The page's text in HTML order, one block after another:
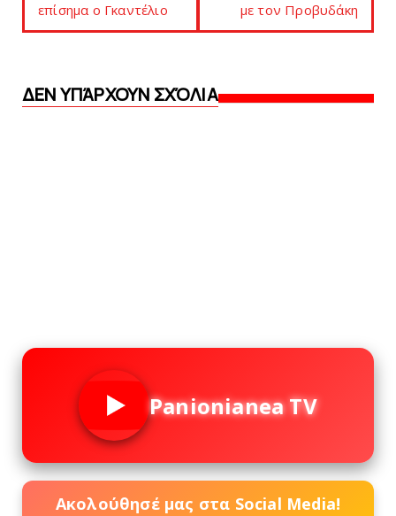
επίσημα ο Γκαντέλιo με τον Προβυδάκη
ΔΕΝ ΥΠΆΡΧΟΥΝ ΣΧΌΛΙΑ
Panionianea TV
Ακολούθησέ μας στα Social Media!